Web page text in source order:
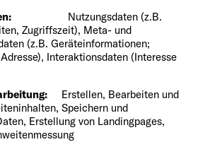
Daten: Nutzungsdaten (z.B.
Zugriffszeit), Meta- und
(z.B. Geräteinformationen;
Interaktionsdaten (Interesse
Erstellen, Bearbeiten und
Speichern und
Erstellung von Landingpages,